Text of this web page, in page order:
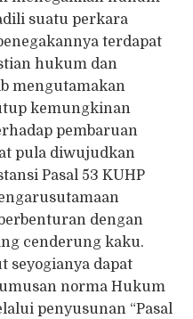
suatu perkara
terdapat
hukum dan
mengutamakan
kemungkinan
pembaruan
pula diwujudkan
Pasal 53 KUHP
dengan
cenderung kaku.
seyogianya dapat
norma Hukum
penyusunan “Pasal